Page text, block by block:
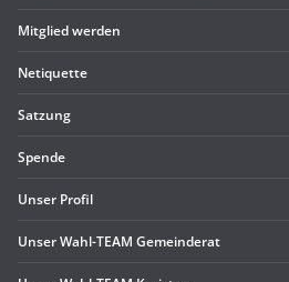
Mit­glied werden
Neti­quette
Sat­zung
Spende
Unser Pro­fil
Unser Wahl-TEAM Gemeinderat